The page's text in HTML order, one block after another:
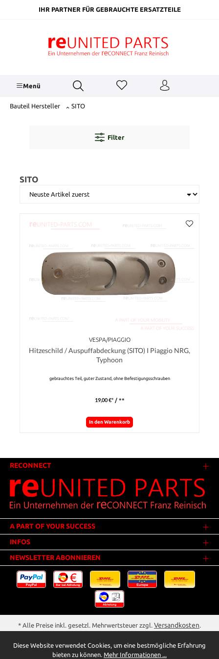
springenIHR PARTNER FÜR GEBRAUCHTE ERSATZTEILE
Menü
Bauteil Hersteller SITO
Filter
SITO
VESPA/PIAGGIO
Hitzeschild / Auspuffabdeckung (SITO) I Piaggio NRG,
Typhoon
gebrauchtes Teil, guter Zustand, ohne Befestigungsschrauben
19,00 €* / **
In den Warenkorb
RECONNECT
A PART OF YOUR SUCCESS
INFOS
NEWSLETTER ABONNIEREN
* Alle Preise inkl. gesetzl. Mehrwertsteuer zzgl. Versandkosten.
** Der Verkauf unterliegt der Differenzbesteuerung gem. § 25a UStG
Diese Website verwendet Cookies, um eine bestmögliche Erfahrung
bieten zu können. Mehr Informationen ...